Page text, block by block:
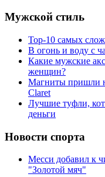
Мужской стиль
Top-10 самых
В огонь и воду с
Какие мужские
женщин?
Магниты пришли
Claret
Лучшие туфли,
деньги
Новости спорта
Месси добавил к
"Золотой мяч"